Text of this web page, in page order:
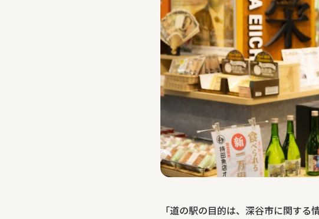
「道の駅の目的は、深谷市に関す